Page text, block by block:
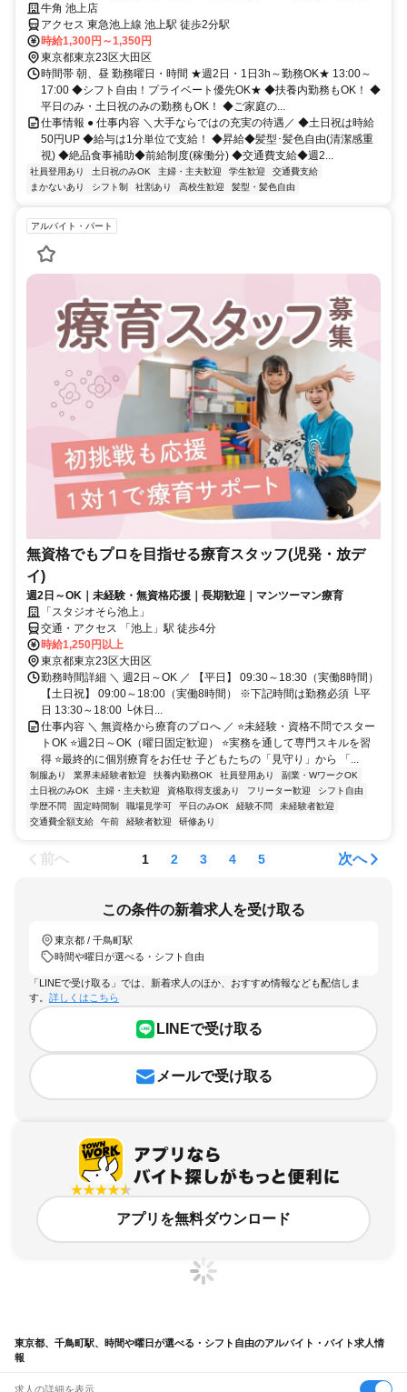
間OK★履歴書不要
牛角 池上店
アクセス 東急池上線 池上駅 徒歩2分駅
時給1,300円～1,350円
東京都東京23区大田区
時間帯 朝、昼 勤務曜日・時間 ★週2日・1日3h～勤務OK★ 13:00～
17:00 ◆シフト自由！プライベート優先OK★ ◆扶養内勤務もOK！ ◆
平日のみ・土日祝のみの勤務もOK！ ◆ご家庭の...
仕事情報 ● 仕事内容 ＼大手ならではの充実の待遇／ ◆土日祝は時給
50円UP ◆給与は1分単位で支給！ ◆昇給◆髪型･髪色自由(清潔感重
視) ◆絶品食事補助◆前給制度(稼働分) ◆交通費支給◆週2...
社員登用あり 土日祝のみOK 主婦・主夫歓迎 学生歓迎
交通費支給
まかないあり
シフト制 社割あり 高校生歓迎 髪型・髪色自由
アルバイト・パート
無資格でもプロを目指せる療育スタッフ(児発・放デ
イ)
週2日～OK｜未経験・無資格応援｜長期歓迎｜マンツーマン療育
「スタジオそら池上」
交通・アクセス 「池上」駅 徒歩4分
時給1,250円以上
東京都東京23区大田区
勤務時間詳細 ＼ 週2日～OK ／ 【平日】 09:30～18:30（実働8時間）
【土日祝】 09:00～18:00（実働8時間） ※下記時間は勤務必須 └平
日 13:30～18:00 └休日...
仕事内容 ＼ 無資格から療育のプロへ ／ ⭐未経験・資格不問でスター
トOK ⭐週2日～OK（曜日固定歓迎） ⭐実務を通して専門スキルを習
得 ⭐最終的に個別療育をお任せ 子どもたちの「見守り」から 「...
制服あり 業界未経験者歓迎 扶養内勤務OK 社員登用あり
副業・WワークOK
土日祝のみOK
主婦・主夫歓迎 資格取得支援あり フリーター歓迎
シフト自由
学歴不問
固定時間制 職場見学可 平日のみOK 経験不問
未経験者歓迎
交通費全額支給
午前 経験者歓迎 研修あり
前へ 1 2 3 4 5 次へ
この条件の新着求人を受け取る
東京都 / 千鳥町駅
時間や曜日が選べる・シフト自由
「LINEで受け取る」では、新着求人のほか、おすすめ情報なども配信しま
す。 詳しくはこちら
LINEで受け取る
メールで受け取る
アプリを無料ダウンロード
東京都、千鳥町駅、時間や曜日が選べる・シフト自由のアルバイト・バイト求人情
報
求人の詳細を表示